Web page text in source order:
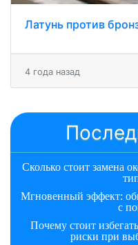
Латунь против
4 года назад
Сколько стоит замена
Мгновенный эффект:
с
Почему стоит
риски при